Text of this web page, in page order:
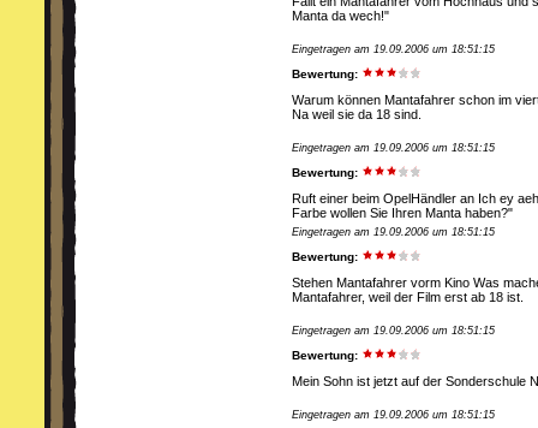
Manta da wech!"
Eingetragen am 19.09.2006 um 18:51:15
Bewertung:
Warum können Mantafahrer schon im
Na weil sie da 18 sind.
Eingetragen am 19.09.2006 um 18:51:15
Bewertung:
Ruft einer beim OpelHändler an Ich ey
Farbe wollen Sie Ihren Manta haben?"
Eingetragen am 19.09.2006 um 18:51:15
Bewertung:
Stehen Mantafahrer vorm Kino Was
Mantafahrer, weil der Film erst ab 18 ist.
Eingetragen am 19.09.2006 um 18:51:15
Bewertung:
Mein Sohn ist jetzt auf der Sonderschule
Eingetragen am 19.09.2006 um 18:51:15